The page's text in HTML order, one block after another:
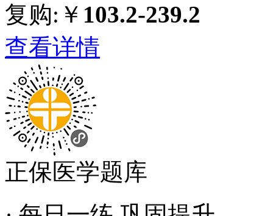
复购:￥ 103.2-239.2
查看详情
正保医学题库